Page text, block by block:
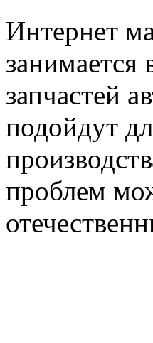
Интернет
запчастей
подойдут
проблем